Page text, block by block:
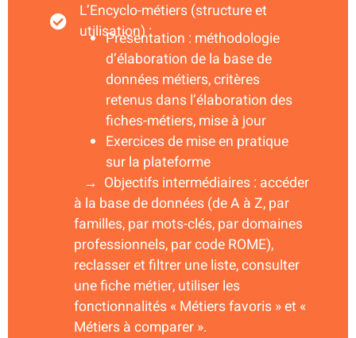
L’Encyclo-métiers (structure et
utilisation) :
Présentation : méthodologie
d’élaboration de la base de
données métiers, critères
retenus dans l’élaboration des
fiches-métiers, mise à jour
Exercices de mise en pratique
sur la plateforme
→ Objectifs intermédiaires : accéder
à la base de données (de A à Z, par
familles, par mots-clés, par domaines
professionnels, par code ROME),
reclasser et filtrer une liste, consulter
une fiche métier, utiliser les
fonctionnalités « Métiers favoris » et «
Métiers à comparer ».